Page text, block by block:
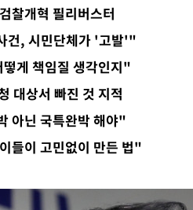
물들"과 대치로 남부 케슘섬에서 두차
공간 확보' 신용해 前교정본부장 기소
파문…"국민적 공분에 수사 재개"
파문까지…'쑥대밭' 된 축구협회
부위원장에 김태유 서울대 공대 교수…이
기 발언' 진종오·서범수 징계 절차 개시
수입 27.5%↑…무역총액
봐주기 감사' 유병호 구속기소
명 돌파, 4053명 발생 1850명 사망
찰개혁 필리버스터
건, 시민단체가 '고발'"
게 책임질 생각인지"
대상서 빠진 것 지적
아닌 국특완박 해야"
들이 고민없이 만든 법"